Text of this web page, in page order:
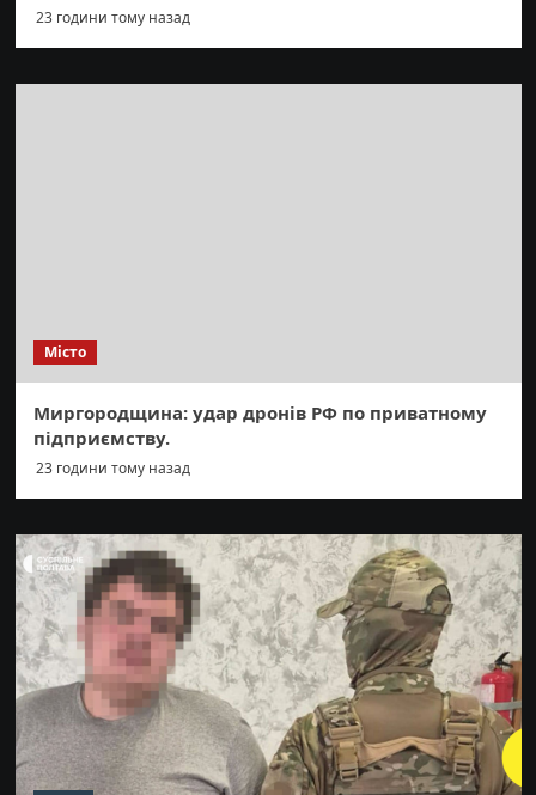
23 години тому назад
Місто
Миргородщина: удар дронів РФ по приватному
підприємству.
23 години тому назад